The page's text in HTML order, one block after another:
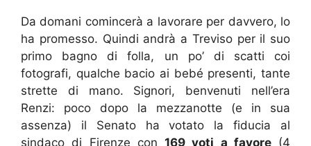
Da domani comincerà a lavorare per davvero, lo
ha promesso. Quindi andrà a Treviso per il suo
primo bagno di folla, un po’ di scatti coi
fotografi, qualche bacio ai bebé presenti, tante
strette di mano. Signori, benvenuti nell’era
Renzi: poco dopo la mezzanotte (e in sua
assenza) il Senato ha votato la fiducia al
sindaco di Firenze con 169 voti a favore(4